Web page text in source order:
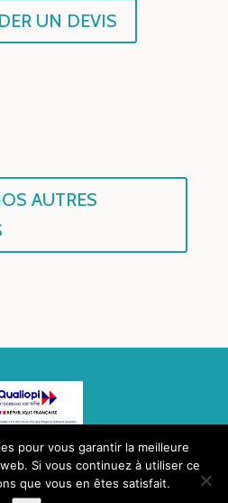
UN DEVIS
AUTRES
pour vous garantir la meilleure
Si vous continuez à utiliser ce
que vous en êtes satisfait.